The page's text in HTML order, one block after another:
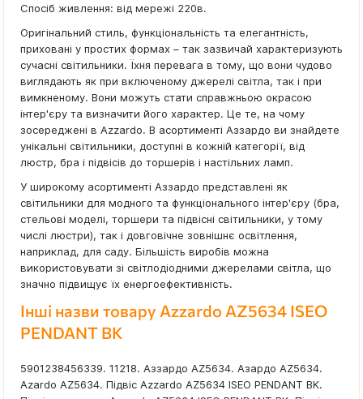
Спосіб живлення: від мережі 220в.
Оригінальний стиль, функціональність та елегантність,
приховані у простих формах – так зазвичай характеризують
сучасні світильники. Їхня перевага в тому, що вони чудово
виглядають як при включеному джерелі світла, так і при
вимкненому. Вони можуть стати справжньою окрасою
інтер'єру та визначити його характер. Це те, на чому
зосереджені в Azzardo. В асортименті Аззардо ви знайдете
унікальні світильники, доступні в кожній категорії, від
люстр, бра і підвісів до торшерів і настільних ламп.
У широкому асортименті Аззардо представлені як
світильники для модного та функціонального інтер'єру (бра,
стельові моделі, торшери та підвісні світильники, у тому
числі люстри), так і довговічне зовнішнє освітлення,
наприклад, для саду. Більшість виробів можна
використовувати зі світлодіодними джерелами світла, що
значно підвищує їх енергоефективність.
Інші назви товару Azzardo AZ5634 ISEO
PENDANT BK
5901238456339. 11218. Аззардо AZ5634. Азардо AZ5634.
Azardo AZ5634. Підвіс Azzardo AZ5634 ISEO PENDANT BK.